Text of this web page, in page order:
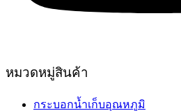
หมวดหมู่สินค้า
กระบอกน้ำเก็บอุณหภูมิ